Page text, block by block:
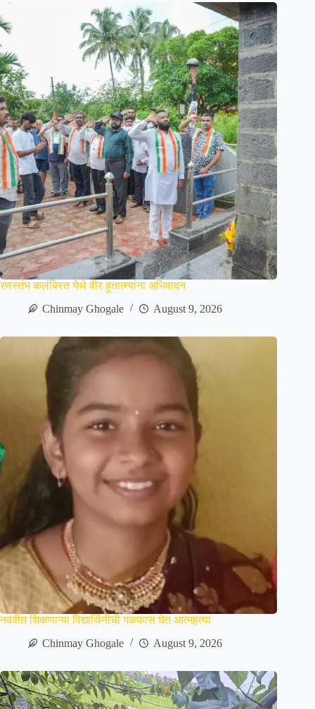
रणस्तंभ कलंबिस्त येथे वीर हुतात्म्यांना अभिवादन
Chinmay Ghogale
August 9, 2026
नववीत शिकणाऱ्या विद्यार्थिनीची गळफास घेत आत्महत्या
Chinmay Ghogale
August 9, 2026